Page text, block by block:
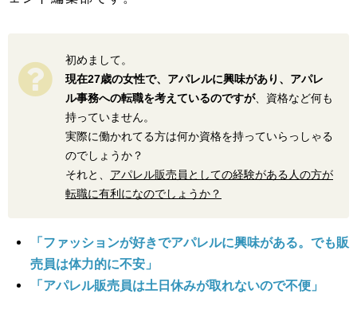
初めまして。
現在27歳の女性で、アパレルに興味があり、アパレ
ル事務への転職を考えているのですが、資格など何も
持っていません。
実際に働かれてる方は何か資格を持っていらっしゃる
のでしょうか？
それと、 アパレル販売員としての経験がある人の方が
転職に有利になのでしょうか？
「ファッションが好きでアパレルに興味がある。でも販
売員は体力的に不安」
「アパレル販売員は土日休みが取れないので不便」